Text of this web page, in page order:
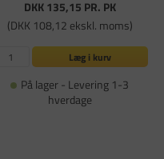
DKK 135,15 PR. PK
(DKK 108,12 ekskl. moms)
Læg i kurv
På lager - Levering 1-3
hverdage